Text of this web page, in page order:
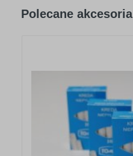
Polecane akcesoria